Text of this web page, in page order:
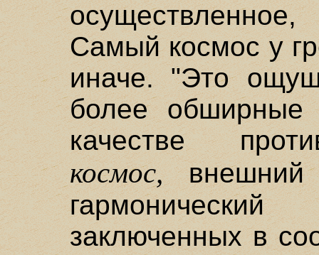
Самый космос у
иначе. "Это
более обширные
качестве
космос, внешний
заключенных в